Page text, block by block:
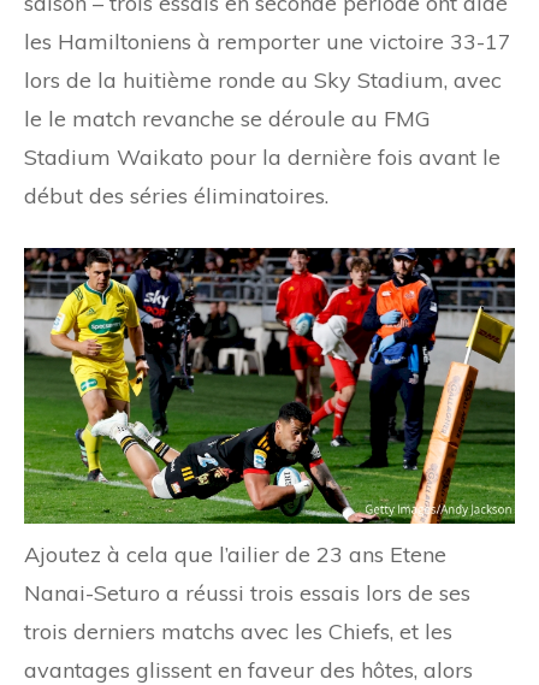
les Hamiltoniens à remporter une victoire 33-17
lors de la huitième ronde au Sky Stadium, avec
le le match revanche se déroule au FMG
Stadium Waikato pour la dernière fois avant le
début des séries éliminatoires.
Ajoutez à cela que l’ailier de 23 ans Etene
Nanai-Seturo a réussi trois essais lors de ses
trois derniers matchs avec les Chiefs, et les
avantages glissent en faveur des hôtes, alors